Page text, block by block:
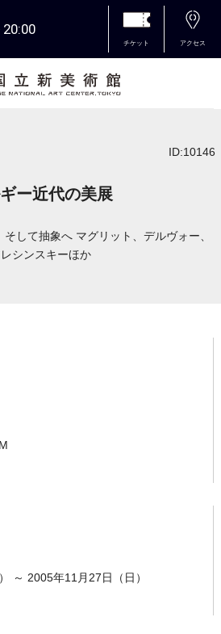
20:00
チケット アクセス
ID:10146
ー近代の美展
して抽象へ マグリット、デルヴォー、
シンスキーほか
～ 2005年11月27日（日）